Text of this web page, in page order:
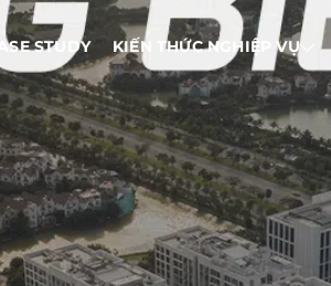
STUDY KIẾN THỨC NGHIỆP VỤ